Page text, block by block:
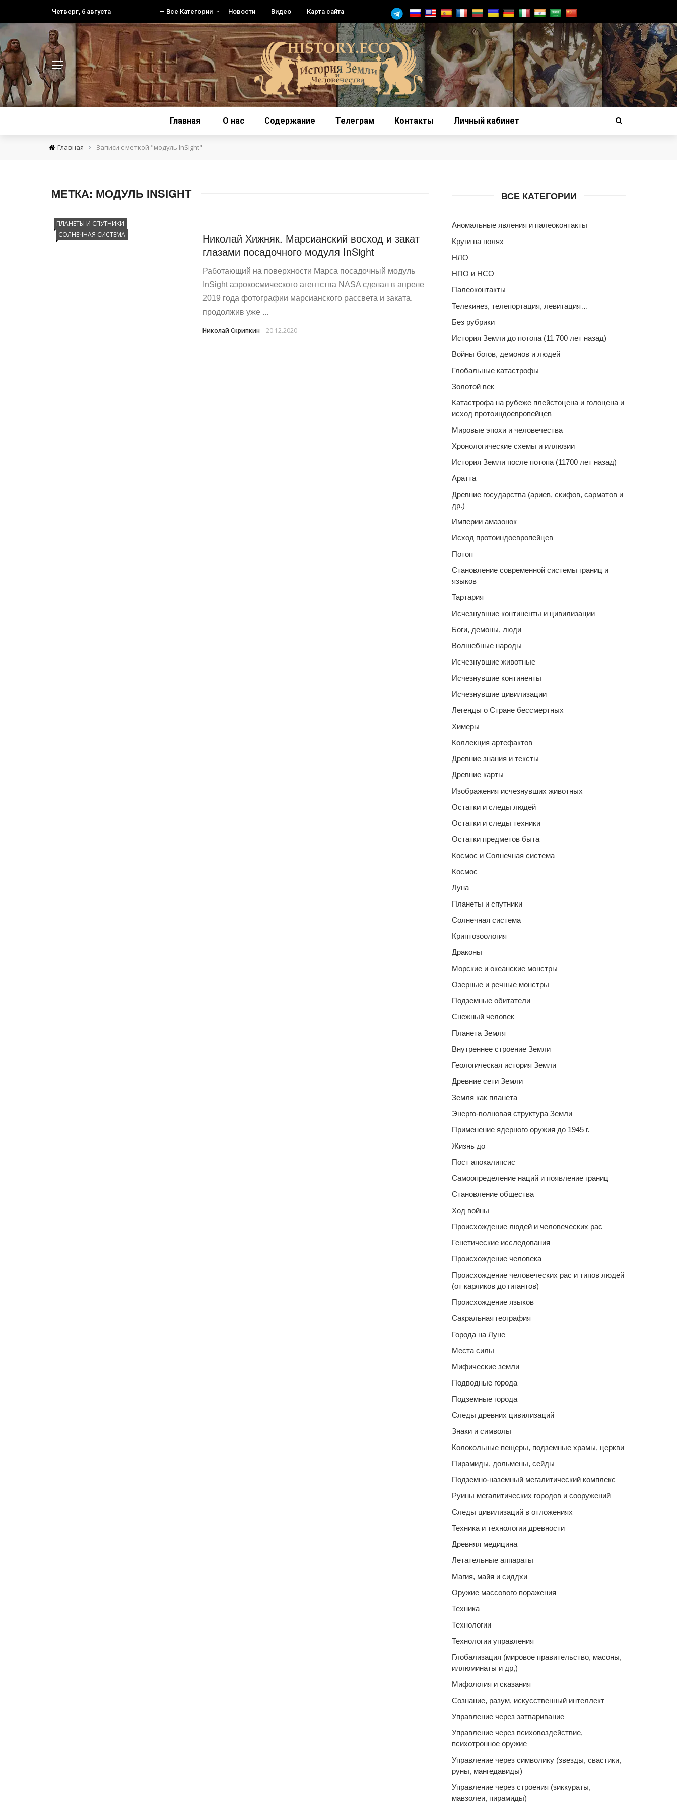
Четверг, 6 августа — Все Категории Новости Видео Карта сайта
Главная О нас Содержание Телеграм Контакты Личный кабинет
Главная › Записи с меткой "модуль InSight"
МЕТКА: МОДУЛЬ INSIGHT
ПЛАНЕТЫ И СПУТНИКИ
СОЛНЕЧНАЯ СИСТЕМА
Николай Хижняк. Марсианский восход и закат
глазами посадочного модуля InSight
Работающий на поверхности Марса посадочный модуль
InSight аэрокосмического агентства NASA сделал в апреле
2019 года фотографии марсианского рассвета и заката,
продолжив уже ...
Николай Скрипкин 20.12.2020
ВСЕ КАТЕГОРИИ
Аномальные явления и палеоконтакты
Круги на полях
НЛО
НПО и НСО
Палеоконтакты
Телекинез, телепортация, левитация…
Без рубрики
История Земли до потопа (11 700 лет назад)
Войны богов, демонов и людей
Глобальные катастрофы
Золотой век
Катастрофа на рубеже плейстоцена и голоцена и
исход протоиндоевропейцев
Мировые эпохи и человечества
Хронологические схемы и иллюзии
История Земли после потопа (11700 лет назад)
Аратта
Древние государства (ариев, скифов, сарматов и
др.)
Империи амазонок
Исход протоиндоевропейцев
Потоп
Становление современной системы границ и
языков
Тартария
Исчезнувшие континенты и цивилизации
Боги, демоны, люди
Волшебные народы
Исчезнувшие животные
Исчезнувшие континенты
Исчезнувшие цивилизации
Легенды о Стране бессмертных
Химеры
Коллекция артефактов
Древние знания и тексты
Древние карты
Изображения исчезнувших животных
Остатки и следы людей
Остатки и следы техники
Остатки предметов быта
Космос и Солнечная система
Космос
Луна
Планеты и спутники
Солнечная система
Криптозоология
Драконы
Морские и океанские монстры
Озерные и речные монстры
Подземные обитатели
Снежный человек
Планета Земля
Внутреннее строение Земли
Геологическая история Земли
Древние сети Земли
Земля как планета
Энерго-волновая структура Земли
Применение ядерного оружия до 1945 г.
Жизнь до
Пост апокалипсис
Самоопределение наций и появление границ
Становление общества
Ход войны
Происхождение людей и человеческих рас
Генетические исследования
Происхождение человека
Происхождение человеческих рас и типов людей
(от карликов до гигантов)
Происхождение языков
Сакральная география
Города на Луне
Места силы
Мифические земли
Подводные города
Подземные города
Следы древних цивилизаций
Знаки и символы
Колокольные пещеры, подземные храмы, церкви
Пирамиды, дольмены, сейды
Подземно-наземный мегалитический комплекс
Руины мегалитических городов и сооружений
Следы цивилизаций в отложениях
Техника и технологии древности
Древняя медицина
Летательные аппараты
Магия, майя и сиддхи
Оружие массового поражения
Техника
Технологии
Технологии управления
Глобализация (мировое правительство, масоны,
иллюминаты и др,)
Мифология и сказания
Сознание, разум, искусственный интеллект
Управление через затваривание
Управление через психовоздействие,
психотронное оружие
Управление через символику (звезды, свастики,
руны, мангедавиды)
Управление через строения (зиккураты,
мавзолеи, пирамиды)